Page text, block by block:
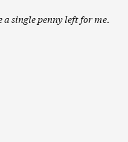
a single penny left for me.